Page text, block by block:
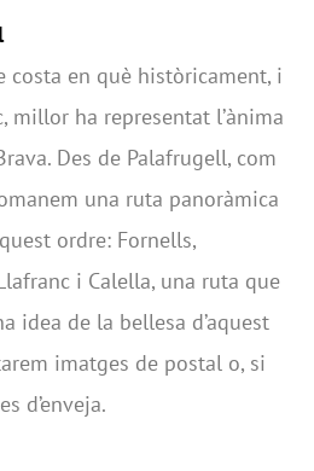
costa en què històricament, i
millor ha representat l’ànima
Des de Palafrugell, com
una ruta panoràmica
ordre: Fornells,
i Calella, una ruta que
idea de la bellesa d’aquest
imatges de postal o, si
d’enveja.